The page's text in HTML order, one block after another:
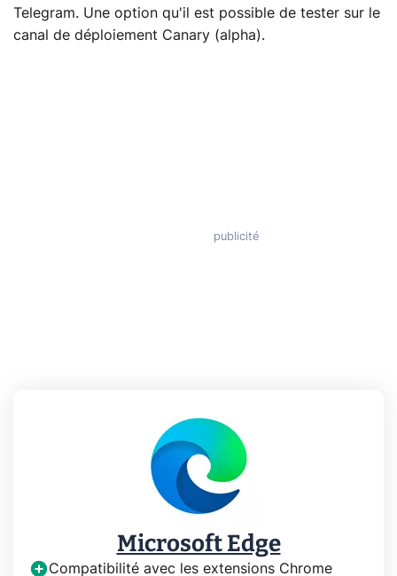
Telegram. Une option qu'il est possible de tester sur le
canal de déploiement Canary (alpha).
Microsoft Edge
Compatibilité avec les extensions Chrome